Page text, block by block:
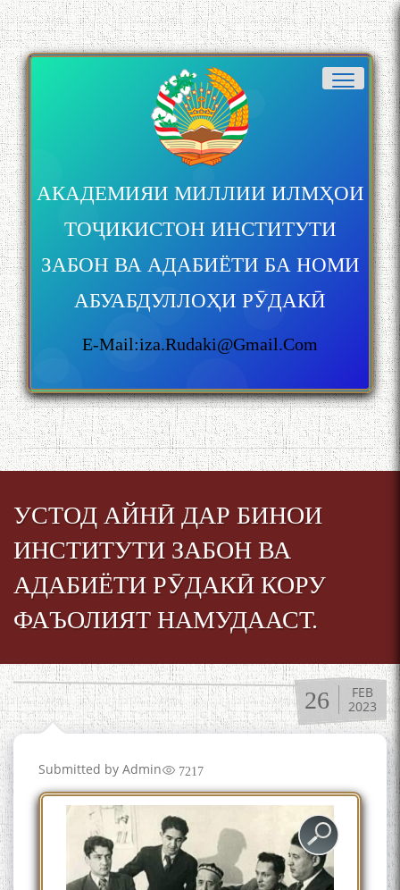
АКАДЕМИЯИ МИЛЛИИ ИЛМҲОИ
ТОҶИКИСТОН ИНСТИТУТИ
ЗАБОН ВА АДАБИЁТИ БА НОМИ
АБУАБДУЛЛОҲИ РӮДАКӢ
E-Mail:iza.rudaki@gmail.com
УСТОД АЙНӢ ДАР БИНОИ
ИНСТИТУТИ ЗАБОН ВА
АДАБИЁТИ РӮДАКӢ КОРУ
ФАЪОЛИЯТ НАМУДААСТ.
26
FEB
2023
Submitted by Admin 7217